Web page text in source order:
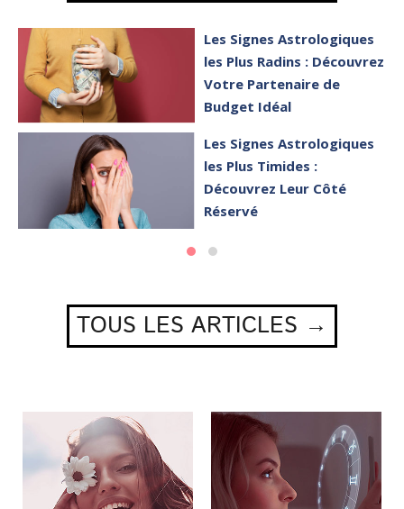
Les Signes Astrologiques
les Plus Radins : Découvrez
Votre Partenaire de
Budget Idéal
Les Signes Astrologiques
les Plus Timides :
Découvrez Leur Côté
Réservé
TOUS LES ARTICLES →